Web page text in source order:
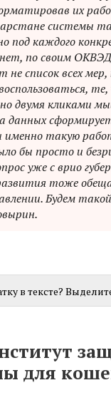
их
системы
под каждого
по своим
не список всех
те,
двумя кликами
данных
именно такую
бы просто и
уже с врио
тоже
Будем такой
в тексте?
для